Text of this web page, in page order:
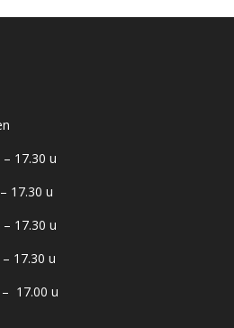
u
17.30 u
17.30 u
u
17.00 u